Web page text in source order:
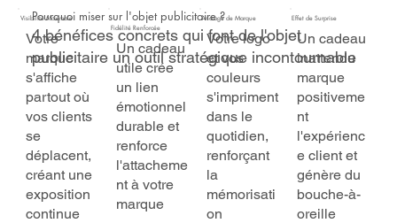
Pourquoi miser sur l'objet publicitaire ?
4 bénéfices concrets qui font de l'objet
publicitaire un outil stratégique incontournable
Visibilité Maximale
Votre
marque
s'affiche
partout où
vos clients
se
déplacent,
créant une
exposition
continue
Fidélité Renforcée
Un cadeau
utile crée
un lien
émotionnel
durable et
renforce
l'attacheme
nt à votre
marque
Ancrage de Marque
Votre logo
et vos
couleurs
s'impriment
dans le
quotidien,
renforçant
la
mémorisati
on
Effet de Surprise
Un cadeau
inattendu
marque
positiveme
nt
l'expérienc
e client et
génère du
bouche-à-
oreille